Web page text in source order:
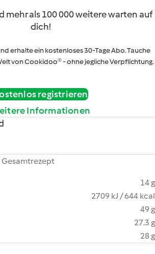
mehr als 100 000 weitere warten auf
dich!
erhalte ein kostenloses 30-Tage Abo. Tauche
von Cookidoo® - ohne jegliche Verpflichtung.
registrieren
Informationen
Gesamtrezept
14 g
2709 kJ / 644 kcal
49 g
27.3 g
28 g